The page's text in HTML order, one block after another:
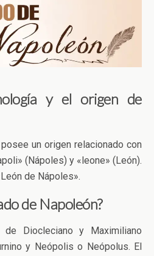
y el origen de
posee un origen relacionado con
(Nápoles) y «leone» (León).
de Nápoles».
de Napoleón?
de Diocleciano y Maximiliano
y Neópolis o Neópolus. El